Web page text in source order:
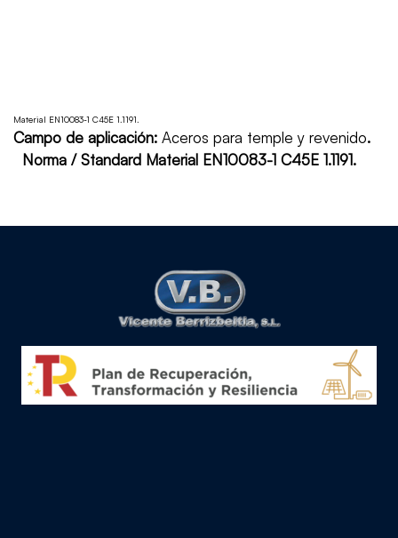
Material EN10083-1 C45E 1.1191.
Campo de aplicación: Aceros para temple y revenido.
Norma / Standard Material EN10083-1 C45E 1.1191.